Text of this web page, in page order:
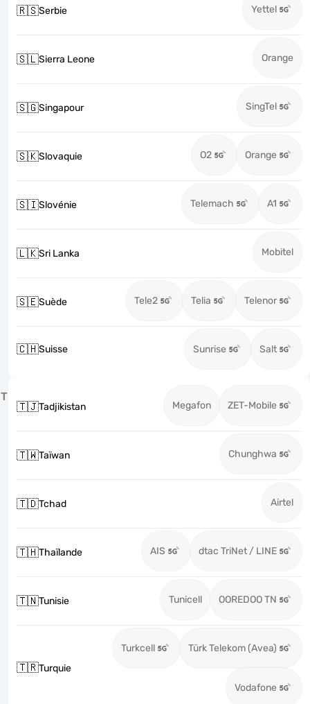
🇷🇸Serbie Yettel
🇸🇱Sierra Leone Orange
🇸🇬Singapour SingTel
🇸🇰Slovaquie O2 Orange
🇸🇮Slovénie Telemach A1
🇱🇰Sri Lanka Mobitel
🇸🇪Suède Tele2 Telia Telenor
🇨🇭Suisse Sunrise Salt
T
🇹🇯Tadjikistan Megafon ZET-Mobile
🇹🇼Taïwan Chunghwa
🇹🇩Tchad Airtel
🇹🇭Thaïlande AIS dtac TriNet / LINE
🇹🇳Tunisie Tunicell OOREDOO TN
🇹🇷Turquie
Turkcell Türk Telekom (Avea)
Vodafone